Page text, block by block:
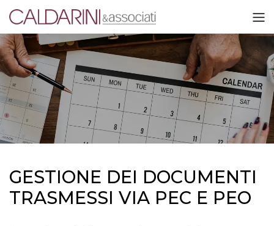
GESTIONE DEI DOCUMENTI
TRASMESSI VIA PEC E PEO